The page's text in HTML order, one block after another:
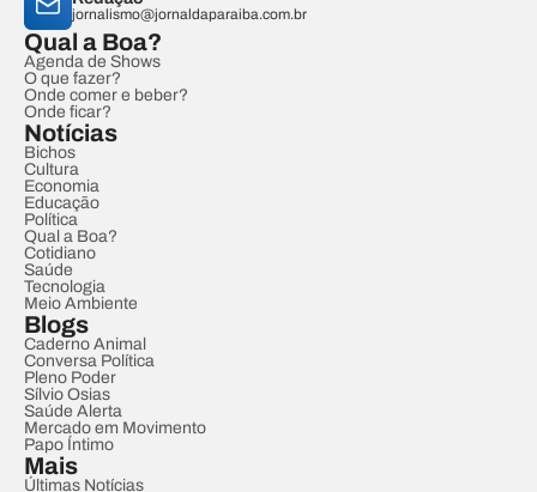
jornalismo@jornaldaparaiba.com.br
Qual a Boa?
Agenda de Shows
O que fazer?
Onde comer e beber?
Onde ficar?
Notícias
Bichos
Cultura
Economia
Educação
Política
Qual a Boa?
Cotidiano
Saúde
Tecnologia
Meio Ambiente
Blogs
Caderno Animal
Conversa Política
Pleno Poder
Sílvio Osias
Saúde Alerta
Mercado em Movimento
Papo Íntimo
Mais
Últimas Notícias